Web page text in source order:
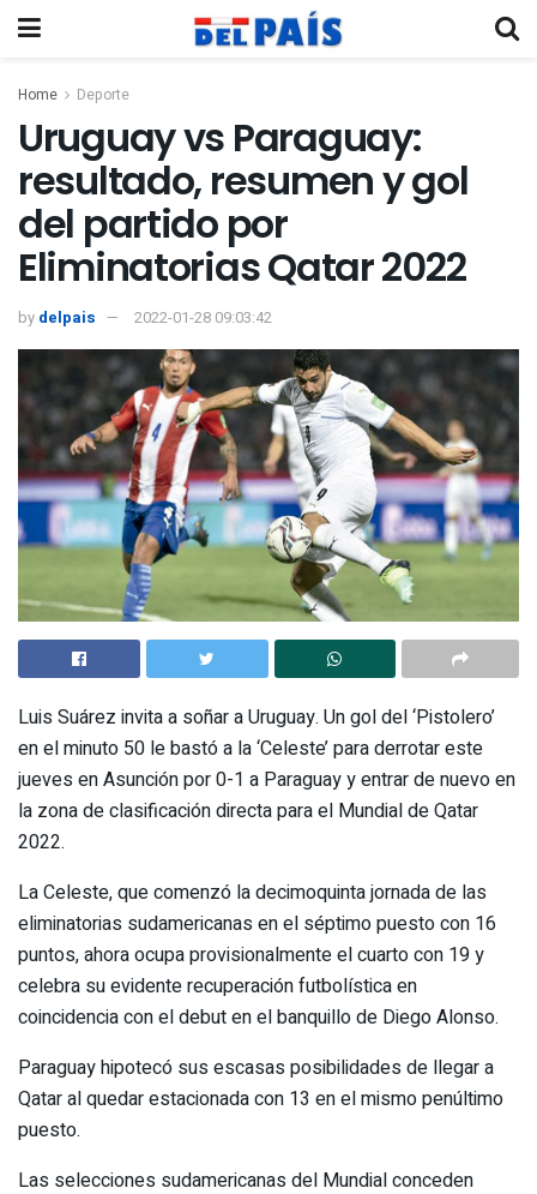
Home Deporte
Uruguay vs Paraguay:
resultado, resumen y gol
del partido por
Eliminatorias Qatar 2022
by delpais 2022-01-28 09:03:42
Luis Suárez invita a soñar a Uruguay. Un gol del ‘Pistolero’
en el minuto 50 le bastó a la ‘Celeste’ para derrotar este
jueves en Asunción por 0-1 a Paraguay y entrar de nuevo en
la zona de clasificación directa para el Mundial de Qatar
2022.
La Celeste, que comenzó la decimoquinta jornada de las
eliminatorias sudamericanas en el séptimo puesto con 16
puntos, ahora ocupa provisionalmente el cuarto con 19 y
celebra su evidente recuperación futbolística en
coincidencia con el debut en el banquillo de Diego Alonso.
Paraguay hipotecó sus escasas posibilidades de llegar a
Qatar al quedar estacionada con 13 en el mismo penúltimo
puesto.
Las selecciones sudamericanas del Mundial conceden